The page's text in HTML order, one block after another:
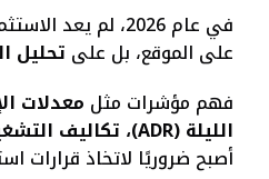
في عام 2026، لم
على الموقع، بل على تحليل
فهم مؤشرات مثل معدلات
الليلة (ADR)، تكاليف التشغيل، واتجاهات الطلب
أصبح ضروريًا لاتخاذ قرارات